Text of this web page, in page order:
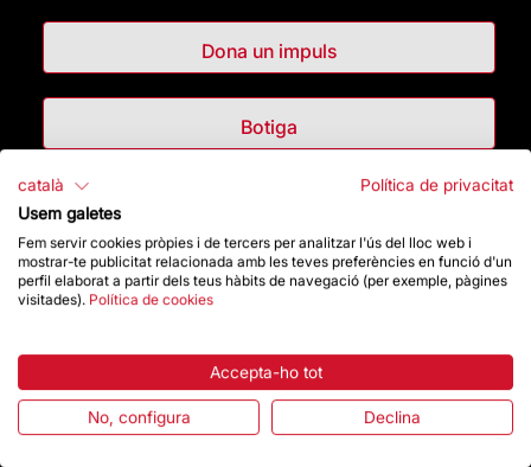
Dona un impuls
Botiga
Destacats
La Fundació
Normativa i condicions de compra
català
Política de privacitat
Usem galetes
Fem servir cookies pròpies i de tercers per analitzar l'ús del lloc web i
mostrar-te publicitat relacionada amb les teves preferències en funció d'un
perfil elaborat a partir dels teus hàbits de navegació (per exemple, pàgines
visitades). Política de cookies
Accepta-ho tot
No, configura Declina